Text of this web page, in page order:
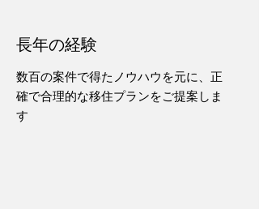
長年の経験
数百の案件で得たノウハウを元に、正
確で合理的な移住プランをご提案しま
す